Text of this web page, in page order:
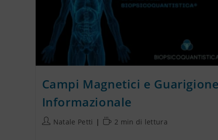
Campi Magnetici e Guarigione
Informazionale
Natale Petti 2 min di lettura